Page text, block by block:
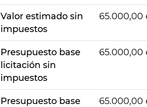
Valor estimado sin
impuestos
65.000,00
Presupuesto base
licitación sin
impuestos
65.000,00
Presupuesto base
65.000,00